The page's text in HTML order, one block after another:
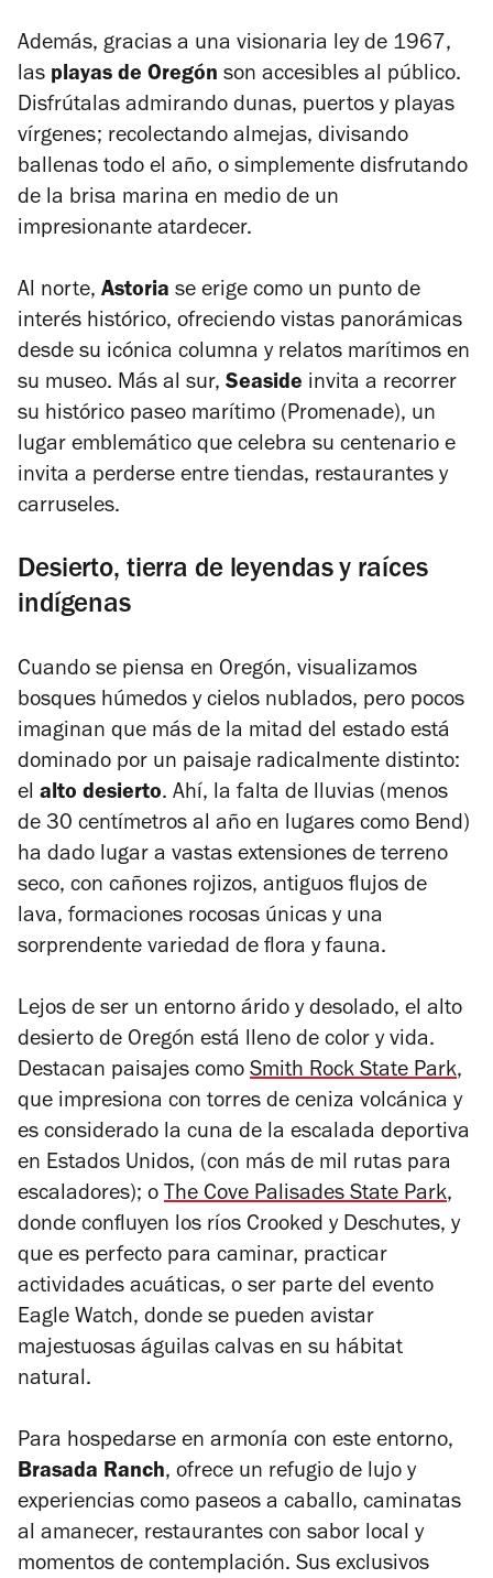
Además, gracias a una visionaria ley de 1967,
las playas de Oregón son accesibles al público.
Disfrútalas admirando dunas, puertos y playas
vírgenes; recolectando almejas, divisando
ballenas todo el año, o simplemente disfrutando
de la brisa marina en medio de un
impresionante atardecer.
Al norte, Astoria se erige como un punto de
interés histórico, ofreciendo vistas panorámicas
desde su icónica columna y relatos marítimos en
su museo. Más al sur, Seaside invita a recorrer
su histórico paseo marítimo (Promenade), un
lugar emblemático que celebra su centenario e
invita a perderse entre tiendas, restaurantes y
carruseles.
Desierto, tierra de leyendas y raíces
indígenas
Cuando se piensa en Oregón, visualizamos
bosques húmedos y cielos nublados, pero pocos
imaginan que más de la mitad del estado está
dominado por un paisaje radicalmente distinto:
el alto desierto. Ahí, la falta de lluvias (menos
de 30 centímetros al año en lugares como Bend)
ha dado lugar a vastas extensiones de terreno
seco, con cañones rojizos, antiguos flujos de
lava, formaciones rocosas únicas y una
sorprendente variedad de flora y fauna.
Lejos de ser un entorno árido y desolado, el alto
desierto de Oregón está lleno de color y vida.
Destacan paisajes como Smith Rock State Park,
que impresiona con torres de ceniza volcánica y
es considerado la cuna de la escalada deportiva
en Estados Unidos, (con más de mil rutas para
escaladores); o The Cove Palisades State Park,
donde confluyen los ríos Crooked y Deschutes, y
que es perfecto para caminar, practicar
actividades acuáticas, o ser parte del evento
Eagle Watch, donde se pueden avistar
majestuosas águilas calvas en su hábitat
natural.
Para hospedarse en armonía con este entorno,
Brasada Ranch, ofrece un refugio de lujo y
experiencias como paseos a caballo, caminatas
al amanecer, restaurantes con sabor local y
momentos de contemplación. Sus exclusivos